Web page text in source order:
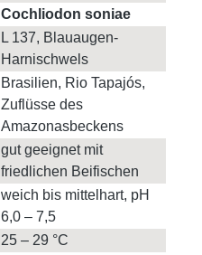
Cochliodon soniae
L 137, Blauaugen-
Harnischwels
Brasilien, Rio Tapajós,
Zuflüsse des
Amazonasbeckens
gut geeignet mit
friedlichen Beifischen
weich bis mittelhart, pH
6,0 – 7,5
25 – 29 °C